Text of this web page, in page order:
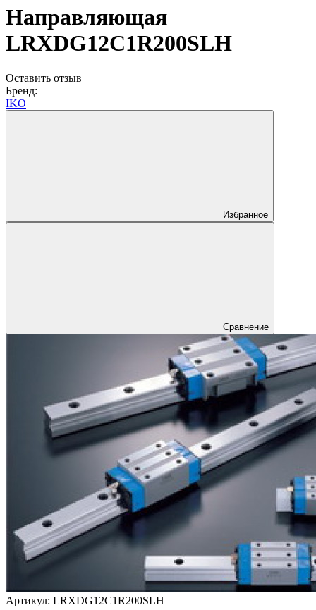
Направляющая
LRXDG12C1R200SLH
Оставить отзыв
Бренд:
IKO
Избранное
Сравнение
Артикул: LRXDG12C1R200SLH